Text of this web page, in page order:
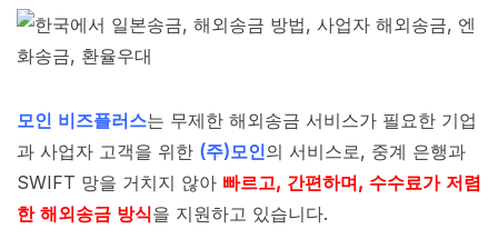
모인 비즈플러스는 무제한 해외송금 서비스가 필요한 기업
과 사업자 고객을 위한 (주)모인의 서비스로, 중계 은행과
SWIFT 망을 거치지 않아 빠르고, 간편하며, 수수료가 저렴
한 해외송금 방식을 지원하고 있습니다.